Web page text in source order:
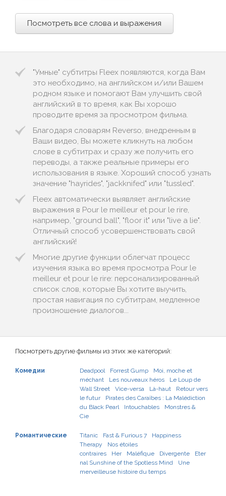
Посмотреть все слова и выражения
"Умные" субтитры Fleex появляются, когда Вам
это необходимо, на английском и/или Вашем
родном языке и помогают Вам улучшить свой
английский в то время, как Вы хорошо
проводите время за просмотром фильма.
Благодаря словарям Reverso, внедренным в
Ваши видео, Вы можете кликнуть на любом
слове в субтитрах и сразу же получить его
переводы, а также реальные примеры его
использования в языке. Хороший способ узнать
значение "hayrides", "jackknifed" или "tussled".
Fleex автоматически выявляет английские
выражения в Pour le meilleur et pour le rire,
например, "ground ball", "floor it" или "live a lie".
Отличный способ усовершенствовать свой
английский!
Многие другие функции облегчат процесс
изучения языка во время просмотра Pour le
meilleur et pour le rire: персонализированный
список слов, которые Вы хотите выучить,
простая навигация по субтитрам, медленное
произношение диалогов...
Посмотреть другие фильмы из этих же категорий:
Комедии Deadpool Forrest Gump
Moi, moche et
méchant
Les nouveaux héros
Le Loup de
Wall Street
Vice-versa Là-haut
Retour vers
le futur
Pirates des Caraïbes : La Malédiction
du Black Pearl
Intouchables
Monstres &
Cie
Романтические Titanic Fast & Furious 7
Happiness
Therapy
Nos étoiles
contraires
Her Maléfique Divergente
Eter
nal Sunshine of the Spotless Mind
Une
merveilleuse histoire du temps